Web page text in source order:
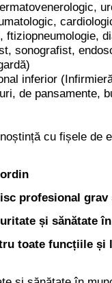
ftiziopneumologie,
sonografist,
inferior
de pansamente,
cu fișele de
profesional grav
și sănătate
toate funcțiile și